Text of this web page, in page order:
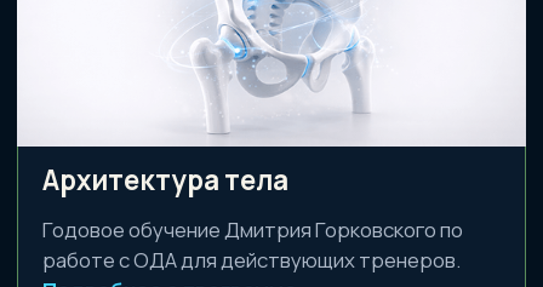
Понимание логики плечевого сустава: от
стабильности до движения. Если хотите
работать без угадывания.
Подробнее о программе →